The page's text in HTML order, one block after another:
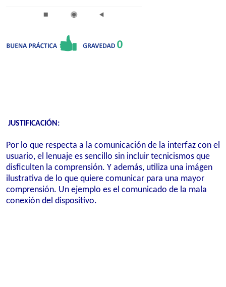
JUSTIFICACIÓN:
Por lo que respecta a la comunicación de la interfaz con el
usuario, el lenuaje es sencillo sin incluir tecnicismos que
disficulten la comprensión. Y además, utiliza una imágen
ilustrativa de lo que quiere comunicar para una mayor
comprensión. Un ejemplo es el comunicado de la mala
conexión del dispositivo.